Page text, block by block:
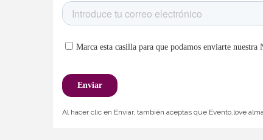
Al hacer clic en Enviar, también aceptas que Evento.love